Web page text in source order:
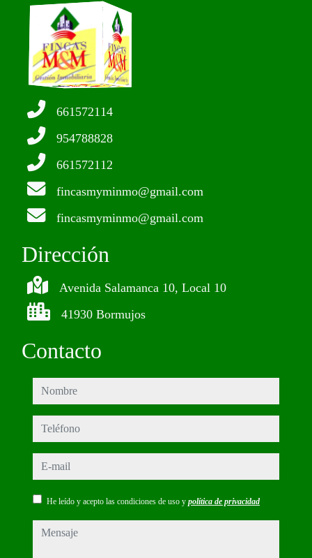
661572114
954788828
661572112
fincasmyminmo@gmail.com
fincasmyminmo@gmail.com
Dirección
Avenida Salamanca 10, Local 10
41930 Bormujos
Contacto
nombre
teléfono
e-mail
He leído y acepto las condiciones de uso y política de privacidad
mensaje